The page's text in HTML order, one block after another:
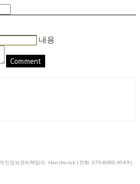
내용
Comment
인정보관리책임자: Han cho rok | 전화: 070-8080-4549 |